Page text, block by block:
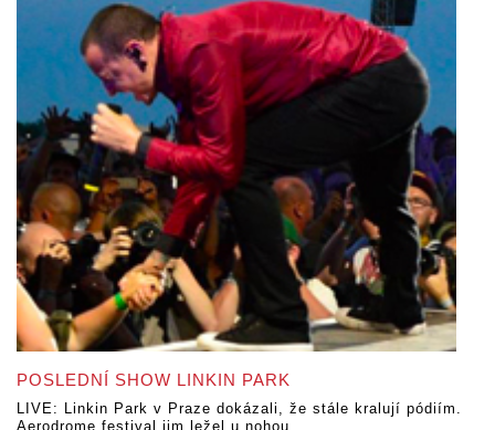
POSLEDNÍ SHOW LINKIN PARK
LIVE: Linkin Park v Praze dokázali, že stále kralují pódiím.
Aerodrome festival jim ležel u nohou